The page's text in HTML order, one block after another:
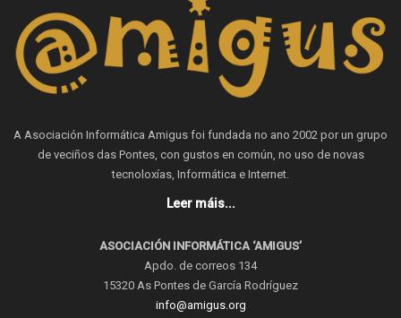
A Asociación Informática Amigus foi fundada no ano 2002 por un grupo
de veciños das Pontes, con gustos en común, no uso de novas
tecnoloxías, Informática e Internet.
Leer máis...
ASOCIACIÓN INFORMÁTICA ‘AMIGUS’
Apdo. de correos 134
15320 As Pontes de García Rodríguez
info@amigus.org